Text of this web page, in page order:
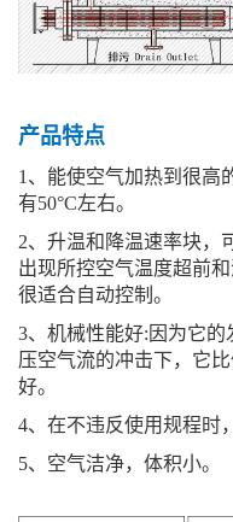
产品特点
1、能使空气加热到很高
有50°C左右。
2、升温和降温速率块，
出现所控空气温度超前
很适合自动控制。
3、机械性能好:因为它
压空气流的冲击下，它
好。
4、在不违反使用规程时
5、空气洁净，体积小。